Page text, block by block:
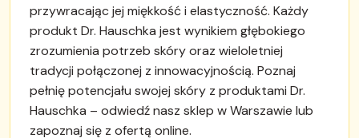
przywracając jej miękkość i elastyczność. Każdy
produkt Dr. Hauschka jest wynikiem głębokiego
zrozumienia potrzeb skóry oraz wieloletniej
tradycji połączonej z innowacyjnością. Poznaj
pełnię potencjału swojej skóry z produktami Dr.
Hauschka – odwiedź nasz sklep w Warszawie lub
zapoznaj się z ofertą online.